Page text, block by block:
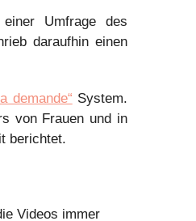
Umfrage des
daraufhin einen
demande“ System.
von Frauen und in
berichtet.
Videos immer